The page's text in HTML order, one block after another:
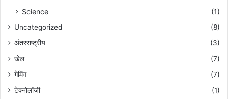
Science (1)
Uncategorized
(8)
अंतरराष्ट्रीय
(3)
खेल
(7)
गेमिंग
(7)
टेक्नोलॉजी
(1)